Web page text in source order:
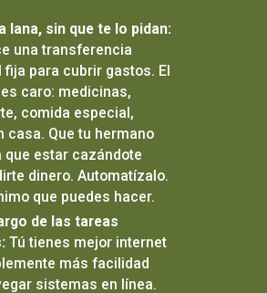
lana, sin que te lo pidan:
una transferencia
fija para cubrir gastos. El
caro: medicinas,
comida especial,
casa. Que tu hermano
que estar cazándote
dinero. Automatízalo.
que puedes hacer.
de las tareas
Tú tienes mejor internet
más facilidad
sistemas en línea.